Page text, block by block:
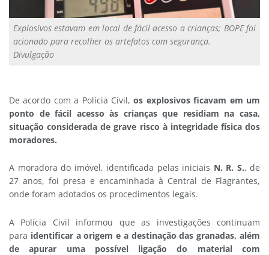
Explosivos estavam em local de fácil acesso a crianças; BOPE foi
acionado para recolher os artefatos com segurança.
Divulgação
De acordo com a Polícia Civil,os explosivos ficavam em um
ponto de fácil acesso às crianças que residiam na casa,
situação considerada de grave risco à integridade física dos
moradores.
A moradora do imóvel, identificada pelas iniciais N. R. S., de
27 anos, foi presa e encaminhada à Central de Flagrantes,
onde foram adotados os procedimentos legais.
A Polícia Civil informou que as investigações continuam
para identificar a origem e a destinação das granadas, além
de apurar uma possível ligação do material com